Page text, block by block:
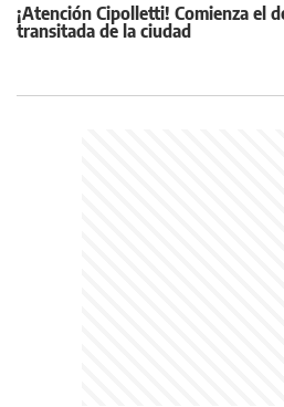
¡Atención Cipolletti! Comienza el
transitada de la ciudad